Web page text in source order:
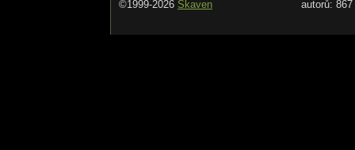
©1999-2026 Skaven autorů: 867